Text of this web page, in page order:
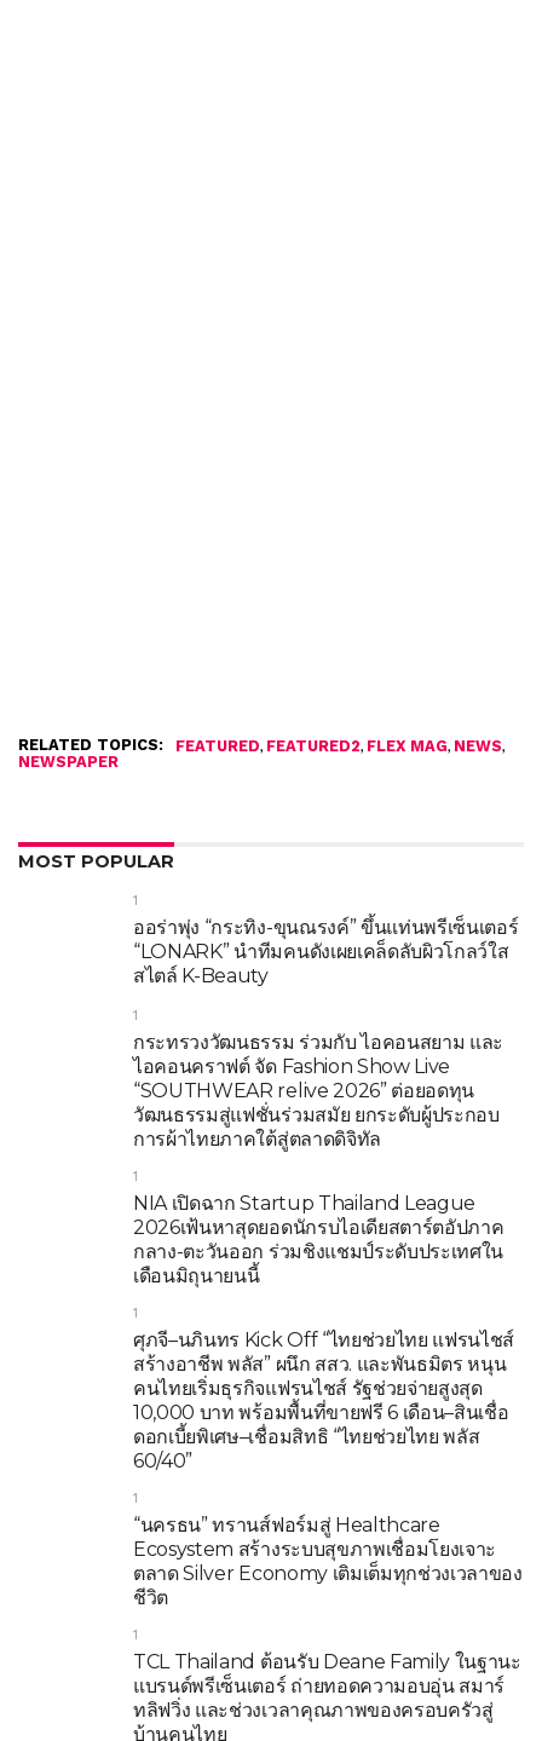
RELATED TOPICS: FEATURED, FEATURED2, FLEX MAG, NEWS,
NEWSPAPER
MOST POPULAR
1
ออร่าพุ่ง “กระทิง-ขุนณรงค์” ขึ้นแท่นพรีเซ็นเตอร์
“LONARK” นำทีมคนดังเผยเคล็ดลับผิวโกลว์ใส
สไตล์ K-Beauty
1
กระทรวงวัฒนธรรม ร่วมกับ ไอคอนสยาม และ
ไอคอนคราฟต์ จัด Fashion Show Live
“SOUTHWEAR relive 2026” ต่อยอดทุน
วัฒนธรรมสู่แฟชั่นร่วมสมัย ยกระดับผู้ประกอบ
การผ้าไทยภาคใต้สู่ตลาดดิจิทัล
1
NIA เปิดฉาก Startup Thailand League
2026เฟ้นหาสุดยอดนักรบไอเดียสตาร์ตอัปภาค
กลาง-ตะวันออก ร่วมชิงแชมป์ระดับประเทศใน
เดือนมิถุนายนนี้
1
ศุภจี–นภินทร Kick Off “ไทยช่วยไทย แฟรนไชส์
สร้างอาชีพ พลัส” ผนึก สสว. และพันธมิตร หนุน
คนไทยเริ่มธุรกิจแฟรนไชส์ รัฐช่วยจ่ายสูงสุด
10,000 บาท พร้อมพื้นที่ขายฟรี 6 เดือน–สินเชื่อ
ดอกเบี้ยพิเศษ–เชื่อมสิทธิ “ไทยช่วยไทย พลัส
60/40”
1
“นครธน” ทรานส์ฟอร์มสู่ Healthcare
Ecosystem สร้างระบบสุขภาพเชื่อมโยงเจาะ
ตลาด Silver Economy เติมเต็มทุกช่วงเวลาของ
ชีวิต
1
TCL Thailand ต้อนรับ Deane Family ในฐานะ
แบรนด์พรีเซ็นเตอร์ ถ่ายทอดความอบอุ่น สมาร์
ทลิฟวิ่ง และช่วงเวลาคุณภาพของครอบครัวสู่
บ้านคนไทย